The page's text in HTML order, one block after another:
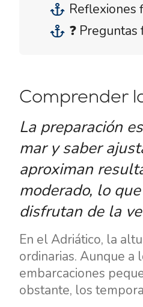
Reflexiones
❓
Comprender
La preparación
mar y saber
aproximan
moderado, lo
disfrutan de la
En el Adriático, la
ordinarias. Aunque a
embarcaciones
obstante, los